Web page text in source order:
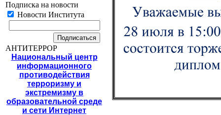
Подписка на новости
Новости Института
АНТИТЕРРОР
Национальный центр
информационного
противодействия
терроризму и
экстремизму в
образовательной среде
и сети Интернет